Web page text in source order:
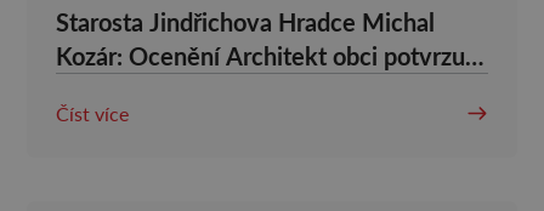
Starosta Jindřichova Hradce Michal
Kozár: Ocenění Architekt obci potvrzuje
Číst více